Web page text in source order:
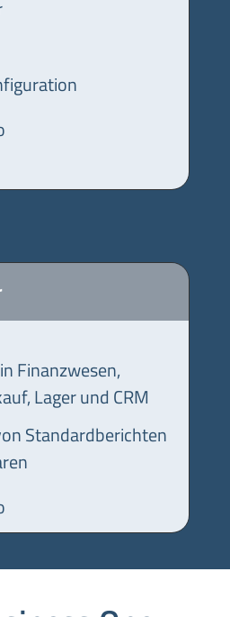
Finanzwesen,
Lager und CRM
Standardberichten